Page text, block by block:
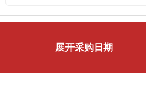
展开采购日期